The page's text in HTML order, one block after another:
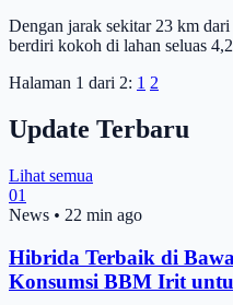
Dengan jarak sekitar 23 km
berdiri kokoh di lahan seluas
Halaman 1 dari 2: 1 2
Update Terbaru
Lihat semua
01
News • 22 min ago
Hibrida Terbaik di
Konsumsi BBM Irit